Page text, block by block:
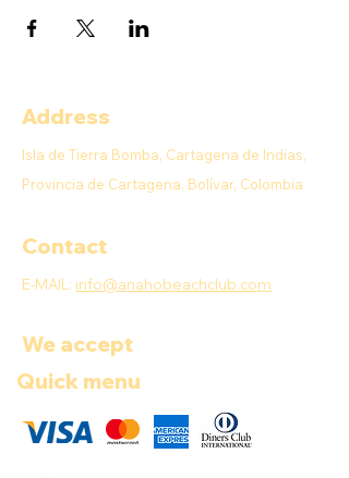
Address
Isla de Tierra Bomba, Cartagena de Indias,
Provincia de Cartagena, Bolívar, Colombia
Contact
E-MAIL: info@anahobeachclub.com
We accept
Quick menu